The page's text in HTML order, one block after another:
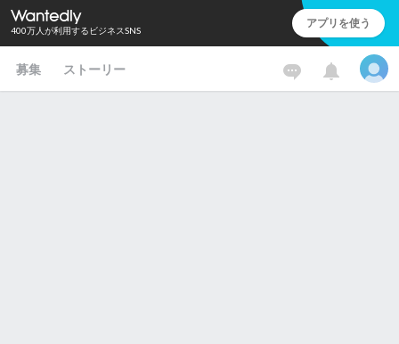
400万人が利用するビジネスSNS アプリを使う
募集 ストーリー